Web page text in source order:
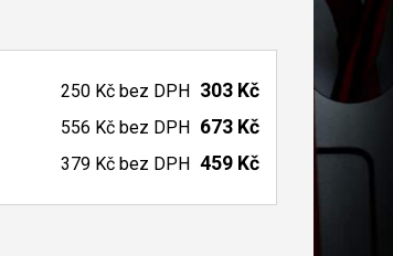
250 Kč bez DPH 303 Kč
556 Kč bez DPH 673 Kč
379 Kč bez DPH 459 Kč